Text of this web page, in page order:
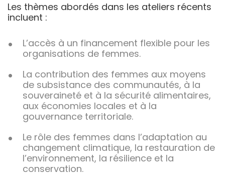
Les thèmes abordés dans les ateliers récents
incluent :
L’accès à un financement flexible pour les
organisations de femmes.
La contribution des femmes aux moyens
de subsistance des communautés, à la
souveraineté et à la sécurité alimentaires,
aux économies locales et à la
gouvernance territoriale.
Le rôle des femmes dans l’adaptation au
changement climatique, la restauration de
l’environnement, la résilience et la
conservation.